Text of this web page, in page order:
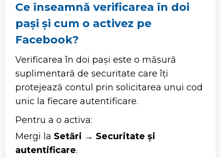
Ce înseamnă verificarea în doi
pași și cum o activez pe
Facebook?
Verificarea în doi pași este o măsură
suplimentară de securitate care îți
protejează contul prin solicitarea unui cod
unic la fiecare autentificare.
Pentru a o activa:
Mergi la Setări → Securitate și
autentificare.